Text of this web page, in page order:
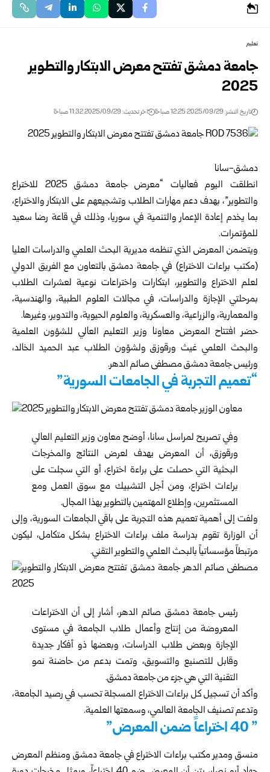
تعليم
جامعة دمشق تفتتح معرض الابتكار والتطوير
2025
تاريخ النشر: 2025/09/29 12:25 صباحًا اخر تحديث: 2025/09/29 11:32 صباحًا
دمشق-سانا
انطلقت اليوم فعاليات “معرض جامعة دمشق 2025 للاختراع
والتطوير”، بهدف دعم مهارات الطلاب وتشجيعهم على الابتكار والاختراع،
بما يخدم إعادة الإعمار والتنمية في سوريا، وذلك في قاعة رضا سعيد
للمؤتمرات.
ويتضمن المعرض الذي تنظمه مديرية البحث العلمي والدراسات العليا
(مكتب براءات الاختراع) في جامعة دمشق بالتعاون مع الفريق الدولي
لعلم الاختراع والتطوير، ابتكارات واختراعات نوعية لعشرات الطلاب
بمرحلتي الإجازة والدراسات، في مجالات العلوم الطبية، والهندسية،
والمعمارية، والزراعية، والعسكرية، والعلوم الحيوية، والتدوير، وغيرها.
حضر افتتاح المعرض معاونا وزير التعليم العالي للشؤون العلمية
والبحث العلمي غيث ورقوزق ولشؤون الطلاب عبد الحميد الخالد،
ورئيس جامعة دمشق مصطفى صائم الدهر.
“تعميم التجربة في الجامعات السورية”
وفي تصريح لمراسل سانا، أوضح معاون وزير التعليم العالي
ورقوزق، أن المعرض يهدف لعرض النتائج والمخرجات
البحثية التي حصلت على براءة اختراع، أو التي سجلت على
براءات اختراع، ومن أجل التشبيك مع سوق العمل ومع
المستثمرين، وإطلاع المهتمين بالتطوير بهذا المجال.
ولفت إلى أهمية تعميم هذه التجربة على باقي الجامعات السورية، وإلى
أن الوزارة تقوم بدراسة ملف براءات الاختراع بشكل متكامل، ليكون
مرتبطاً مؤسساتياً بالبحث العلمي والتطوير التقني.
رئيس جامعة دمشق صائم الدهر، أشار إلى أن الاختراعات
المعروضة من إنتاج وأعمال طلاب الجامعة في مستوى
الإجازة وبعض طلاب الدراسات، وبعضها ذو أفكار جديدة
وقابل للتصنيع والتسويق، وتمت بدعم من حاضنة نمو
التقنية التي هي جزء من جامعة دمشق.
وأكد أن تسجيل كل براءات الاختراع المسجلة تحسب في رصيد الجامعة،
وتدعم تصنيف الجامعة العالمي، وسمعتها العلمية.
” 40 اختراعاً ضمن المعرض”
منسق ومدير مكتب براءات الاختراع في جامعة دمشق ومنظم المعرض